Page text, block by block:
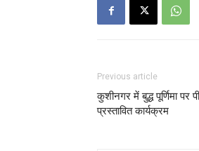
Previous article
कुशीनगर में बुद्ध पूर्णिमा पर
प्रस्तावित कार्यक्रम